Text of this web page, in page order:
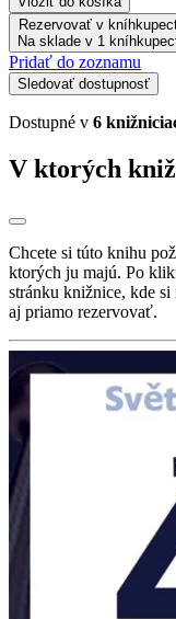
Rezervovať v
Na sklade v 1
Pridať do zoznamu
Sledovať dostupnosť
Dostupné v 6
V ktorých
Chcete si túto knihu
ktorých ju majú. Po
stránku knižnice, kde
aj priamo rezervovať.